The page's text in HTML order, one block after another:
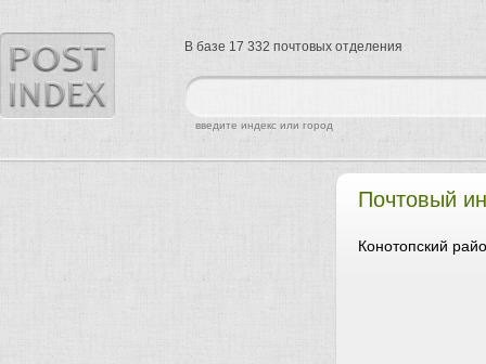
Почтовый
Конотопский
найти
введите индекс или город
В базе 17 332 почтовых отделения